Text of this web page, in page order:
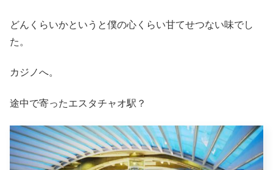
どんくらいかというと僕の心くらい甘てせつない味でし
た。
カジノへ。
途中で寄ったエスタチャオ駅？